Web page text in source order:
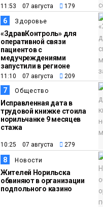
11:53 07 августа 179
6 Здоровье
«ЗдравКонтроль» для
оперативной связи
пациентов с
медучреждениями
запустили в регионе
11:10 07 августа 209
7 Общество
Исправленная дата в
трудовой книжке стоила
норильчанке 9 месяцев
стажа
10:25 07 августа 279
8 Новости
Жителей Норильска
обвиняют в организации
подпольного казино